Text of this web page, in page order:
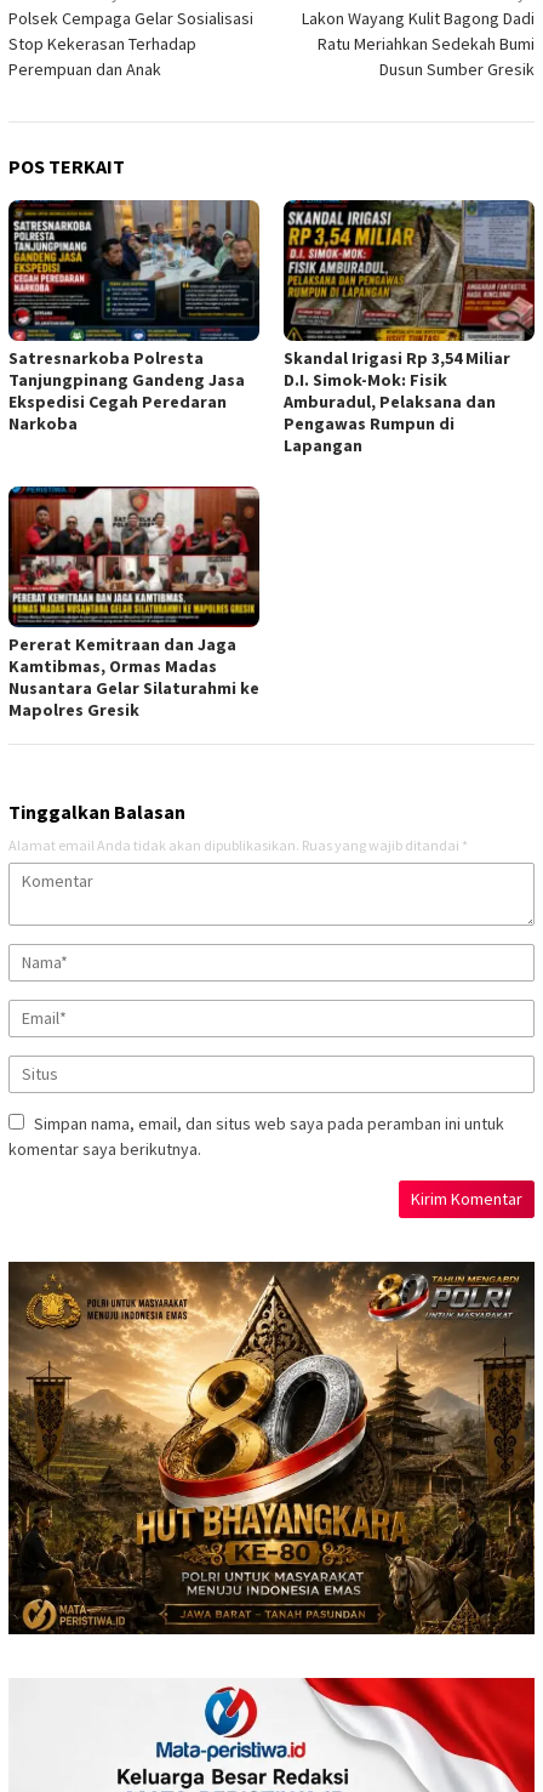
pos
Polsek Cempaga Gelar Sosialisasi
Stop Kekerasan Terhadap
Perempuan dan Anak
Lakon Wayang Kulit Bagong Dadi
Ratu Meriahkan Sedekah Bumi
Dusun Sumber Gresik
POS TERKAIT
Satresnarkoba Polresta
Tanjungpinang Gandeng Jasa
Ekspedisi Cegah Peredaran
Narkoba
Skandal Irigasi Rp 3,54 Miliar
D.I. Simok-Mok: Fisik
Amburadul, Pelaksana dan
Pengawas Rumpun di
Lapangan
Pererat Kemitraan dan Jaga
Kamtibmas, Ormas Madas
Nusantara Gelar Silaturahmi ke
Mapolres Gresik
Tinggalkan Balasan
Alamat email Anda tidak akan dipublikasikan. Ruas yang wajib ditandai *
Simpan nama, email, dan situs web saya pada peramban ini untuk
komentar saya berikutnya.